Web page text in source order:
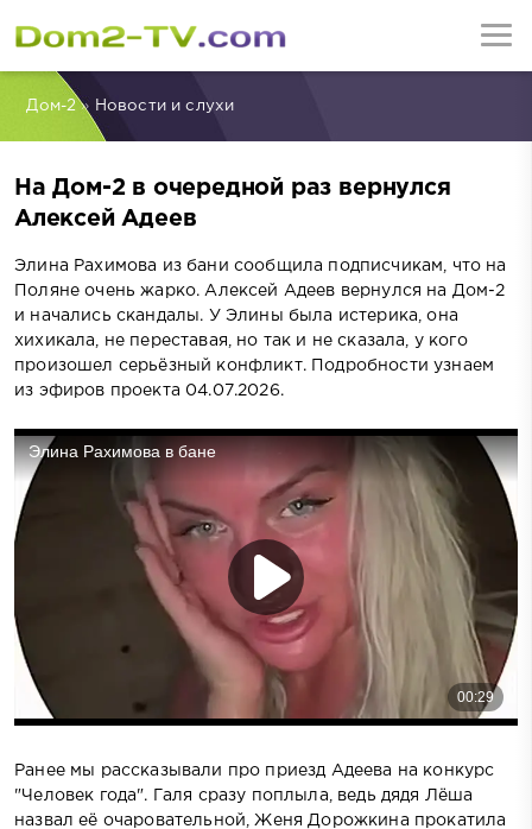
Дом-2» Новости и слухи
На Дом-2 в очередной раз вернулся
Алексей Адеев
Элина Рахимова из бани сообщила подписчикам, что на
Поляне очень жарко. Алексей Адеев вернулся на Дом-2
и начались скандалы. У Элины была истерика, она
хихикала, не переставая, но так и не сказала, у кого
произошел серьёзный конфликт. Подробности узнаем
из эфиров проекта 04.07.2026.
Ранее мы рассказывали про приезд Адеева на конкурс
"Человек года". Галя сразу поплыла, ведь дядя Лёша
назвал её очаровательной, Женя Дорожкина прокатила